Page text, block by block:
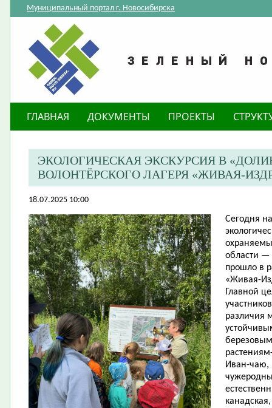
Муниципальный портал г. Новосибирска
ГЛАВНАЯ ДОКУМЕНТЫ ПРОЕКТЫ
ЭКОЛОГИЧЕСКАЯ ЭКСКУРСИЯ В
ВОЛОНТЁРСКОГО ЛАГЕРЯ «ЖИВАЯ-
18.07.2025 10:00
​Сегодня
области —
прошло в
«Живая-
Главной
различия
Иван-чаю,